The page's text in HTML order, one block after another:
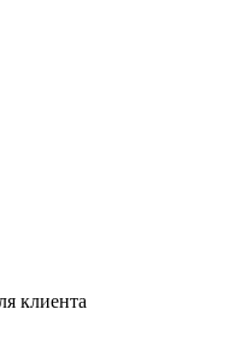
клиента